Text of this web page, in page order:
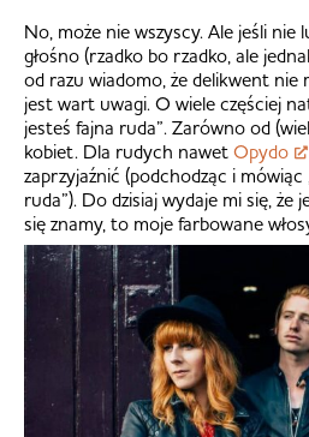
No, może nie wszyscy. Ale jeśli nie
głośno (rzadko bo rzadko, ale
od razu wiadomo, że delikwent nie
jest wart uwagi. O wiele częściej
jesteś fajna ruda”. Zarówno od
kobiet. Dla rudych nawet Opydo
zaprzyjaźnić (podchodząc i mówiąc
ruda”). Do dzisiaj wydaje mi się,
się znamy, to moje farbowane